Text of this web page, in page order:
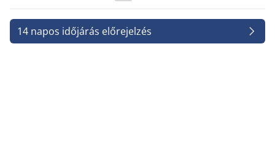
14 napos időjárás előrejelzés